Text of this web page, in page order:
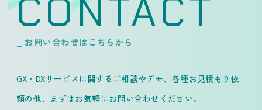
CONTACT
_ お問い合わせはこちらから
GX・DXサービスに関するご相談やデモ、各種お見積もり依
頼の他、 まずはお気軽にお問い合わせください。